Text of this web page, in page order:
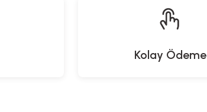
Kolay Ödeme